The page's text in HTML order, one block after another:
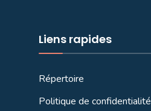
Liens rapides
Répertoire
Politique de confidentialité